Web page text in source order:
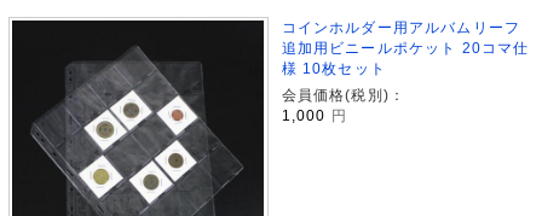
コインホルダー用アルバムリーフ
追加用ビニールポケット 20コマ仕
様 10枚セット
会員価格(税別)：
1,000 円